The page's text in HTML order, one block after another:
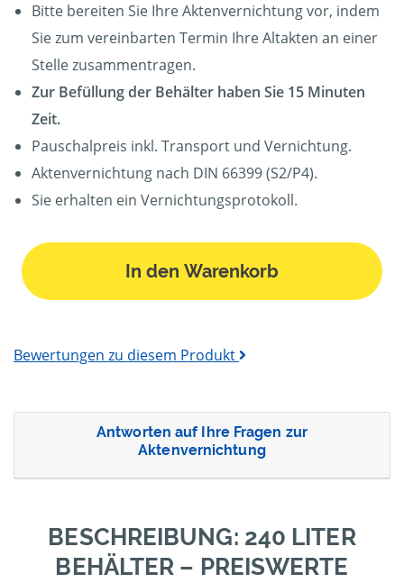
Bitte bereiten Sie Ihre Aktenvernichtung vor, indem
Sie zum vereinbarten Termin Ihre Altakten an einer
Stelle zusammentragen.
Zur Befüllung der Behälter haben Sie 15 Minuten
Zeit.
Pauschalpreis inkl. Transport und Vernichtung.
Aktenvernichtung nach DIN 66399 (S2/P4).
Sie erhalten ein Vernichtungsprotokoll.
In den Warenkorb
Bewertungen zu diesem Produkt
Antworten auf Ihre Fragen zur
Aktenvernichtung
BESCHREIBUNG: 240 LITER
BEHÄLTER – PREISWERTE